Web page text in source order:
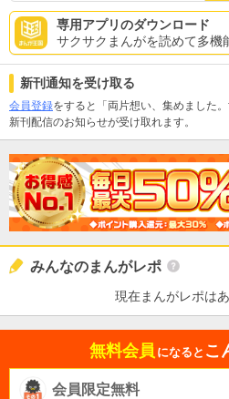
専用アプリのダウンロード
サクサクまんがを読めて多機
新刊通知を受け取る
会員登録をすると「両片想い、集めました
新刊配信のお知らせが受け取れます。
みんなのまんがレポ
現在まんがレポはあ
無料会員 になると こ
会員限定無料